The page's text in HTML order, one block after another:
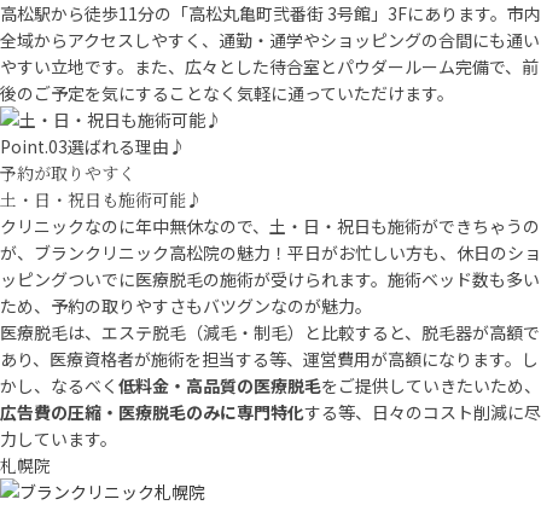
高松駅から徒歩11分の「高松丸亀町弐番街 3号館」3Fにあります。市内
全域からアクセスしやすく、通勤・通学やショッピングの合間にも通い
やすい立地です。また、広々とした待合室とパウダールーム完備で、前
後のご予定を気にすることなく気軽に通っていただけます。
Point.03選ばれる理由♪
予約が取りやすく
土・日・祝日も施術可能♪
クリニックなのに年中無休なので、土・日・祝日も施術ができちゃうの
が、ブランクリニック高松院の魅力！平日がお忙しい方も、休日のショ
ッピングついでに医療脱毛の施術が受けられます。施術ベッド数も多い
ため、予約の取りやすさもバツグンなのが魅力。
医療脱毛は、エステ脱毛（減毛・制毛）と比較すると、脱毛器が高額で
あり、医療資格者が施術を担当する等、運営費用が高額になります。し
かし、なるべく 低料金・高品質の医療脱毛をご提供していきたいため、
広告費の圧縮・医療脱毛のみに専門特化する等、日々のコスト削減に尽
力しています。
札幌院